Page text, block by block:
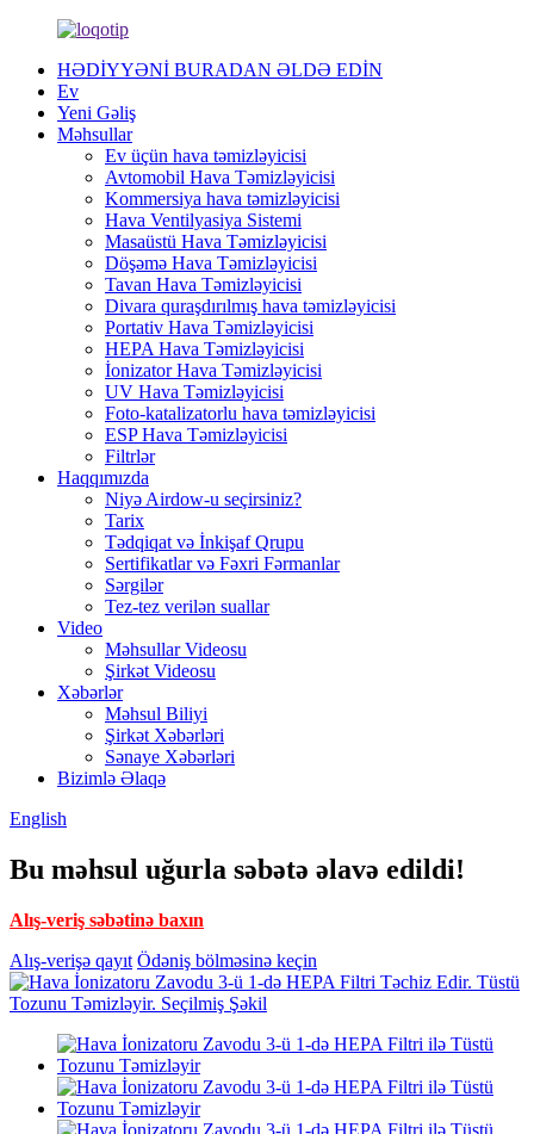
HƏDİYYƏNİ BURADAN ƏLDƏ EDİN
Ev
Yeni Gəliş
Məhsullar
Ev üçün hava təmizləyicisi
Avtomobil Hava Təmizləyicisi
Kommersiya hava təmizləyicisi
Hava Ventilyasiya Sistemi
Masaüstü Hava Təmizləyicisi
Döşəmə Hava Təmizləyicisi
Tavan Hava Təmizləyicisi
Divara quraşdırılmış hava təmizləyicisi
Portativ Hava Təmizləyicisi
HEPA Hava Təmizləyicisi
İonizator Hava Təmizləyicisi
UV Hava Təmizləyicisi
Foto-katalizatorlu hava təmizləyicisi
ESP Hava Təmizləyicisi
Filtrlər
Haqqımızda
Niyə Airdow-u seçirsiniz?
Tarix
Tədqiqat və İnkişaf Qrupu
Sertifikatlar və Fəxri Fərmanlar
Sərgilər
Tez-tez verilən suallar
Video
Məhsullar Videosu
Şirkət Videosu
Xəbərlər
Məhsul Biliyi
Şirkət Xəbərləri
Sənaye Xəbərləri
Bizimlə Əlaqə
English
Bu məhsul uğurla səbətə əlavə edildi!
Alış-veriş səbətinə baxın
Alış-verişə qayıt Ödəniş bölməsinə keçin